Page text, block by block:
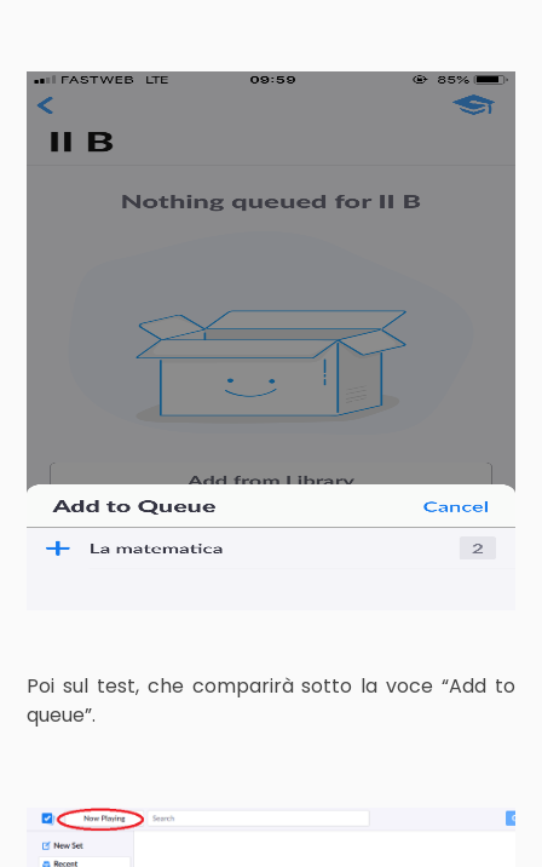
Poi sul test, che comparirà sotto la voce “Add to
queue”.